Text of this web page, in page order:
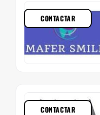
CONTACTAR
CONTACTAR